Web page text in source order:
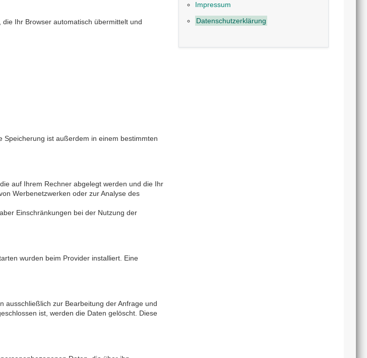
Ihr Browser automatisch übermittelt und
Speicherung ist außerdem in einem bestimmten
auf Ihrem Rechner abgelegt werden und die Ihr
Werbenetzwerken oder zur Analyse des
Einschränkungen bei der Nutzung der
wurden beim Provider installiert. Eine
ausschließlich zur Bearbeitung der Anfrage und
ist, werden die Daten gelöscht. Diese
Impressum
Datenschutzerklärung